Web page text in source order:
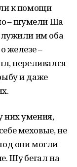
к помощи
– шумели Шаҡ
им оба
железе –
переливался
и даже
них умения,
меховые, не
они могли
Шуҡ бегал на